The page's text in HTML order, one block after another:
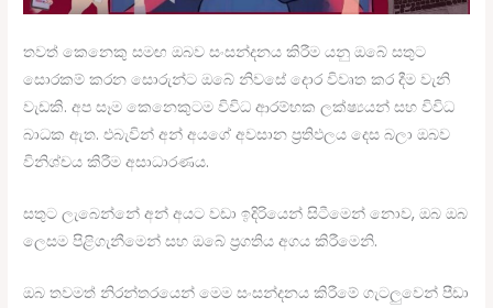
තවත් කෙනෙකු සමඟ ඔබව සංසන්දනය කිරීම යනු ඔබේ සතුට
සොරකම් කරන සොරුන්ට ඔබේ නිවසේ දොර විවෘත කර දීම වැනි
වැඩකි. අප සෑම කෙනෙකුටම විවිධ ආරම්භක ලක්ෂ්‍යයන් සහ විවිධ
බාධක ඇත. එබැවින් අන් අයගේ අවසාන ප්‍රතිඵලය දෙස බලා ඔබව
විනිශ්චය කිරීම අසාධාරණය.
සතුට ලැබෙන්නේ අන් අයට වඩා ඉදිරියෙන් සිටීමෙන් නොව, ඔබ ඔබ
ලෙසම පිළිගැනීමෙන් සහ ඔබේ ප්‍රගතිය අගය කිරීමෙනි.
ඔබ තවමත් නිරන්තරයෙන් මෙම සංසන්දනය කිරීමේ ගැටලුවෙන් පීඩා